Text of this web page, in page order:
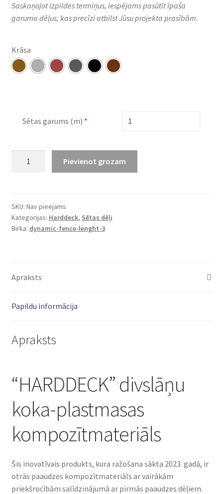
Saskaņojot izpildes termiņus, iespējams pasūtīt īpaša
garuma dēļus, kas precīzi atbilst Jūsu projekta prasībām.
Krāsa
Sētas garums (m) *
S-
3D
(140x12mm)
Pievienot grozam
SKU: Nav pieejams
Kategorijas: Harddeck, Sētas dēļi
Birka: dynamic-fence-lenght-3
Apraksts
Papildu informācija
Apraksts
“HARDDECK” divslāņu
koka-plastmasas
kompozītmateriāls
Šis inovatīvais produkts, kura ražošana sākta 2023. gadā, ir
otrās paaudzes kompozītmateriāls ar vairākām
priekšrocībām salīdzinājumā ar pirmās paaudzes dēļiem.